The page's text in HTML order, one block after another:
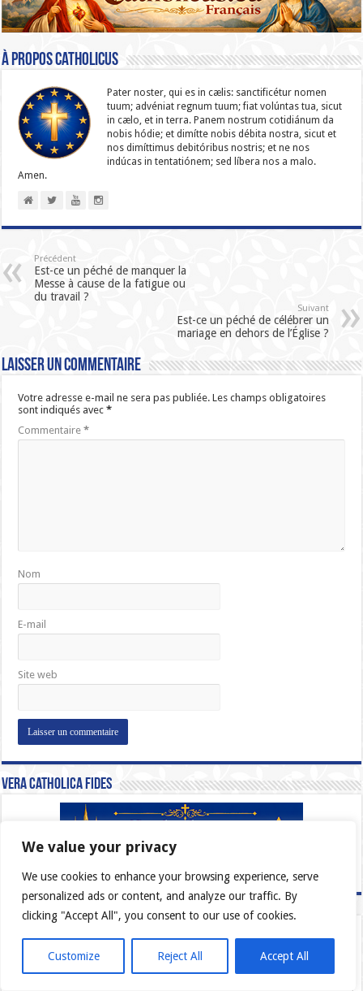
We value your privacy
We use cookies to enhance your browsing experience, serve
personalized ads or content, and analyze our traffic. By
clicking "Accept All", you consent to our use of cookies.
Customize Reject All Accept All
À propos catholicus
Pater noster, qui es in cælis: sanc­ti­ficétur nomen
tuum; advéniat regnum tuum; fiat volúntas tua, sicut
in cælo, et in terra. Panem nostrum cotidiánum da
nobis hódie; et dimítte nobis débita nostra, sicut et
nos dimíttimus debitóribus nostris; et ne nos
indúcas in ten­ta­tiónem; sed líbera nos a malo.
Amen.
Précédent
Est-ce un péché de manquer la
Messe à cause de la fatigue ou
du travail ?
Suivant
Est-ce un péché de célébrer un
mariage en dehors de l’Église ?
Laisser un commentaire
Votre adresse e-mail ne sera pas publiée. Les champs obligatoires
sont indiqués avec*
Commentaire*
Nom
E-mail
Site web
Vera Catholica Fides